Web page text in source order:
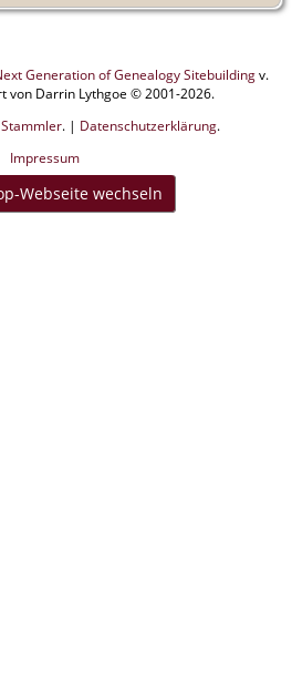
Generation of Genealogy Sitebuildingv.
von Darrin Lythgoe © 2001-2026.
. | Datenschutzerklärung.
Impressum
Webseite wechseln